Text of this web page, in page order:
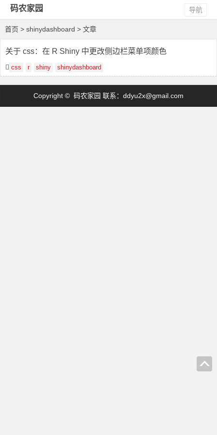
码农家园 导航
首页 > shinydashboard > 文章
关于 css：在 R Shiny 中更改侧边栏菜单项颜色
css r shiny shinydashboard
Copyright © 码农家园 联系： ddyu2x@gmail.com